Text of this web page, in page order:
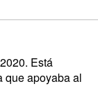
Está
que apoyaba al